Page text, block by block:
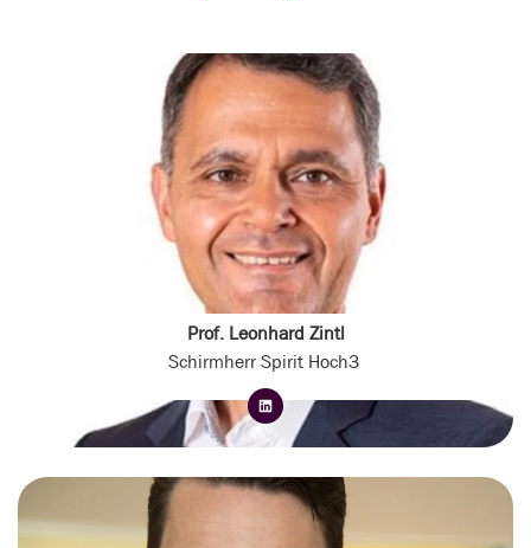
Prof. Leonhard Zintl
Schirmherr Spirit Hoch3